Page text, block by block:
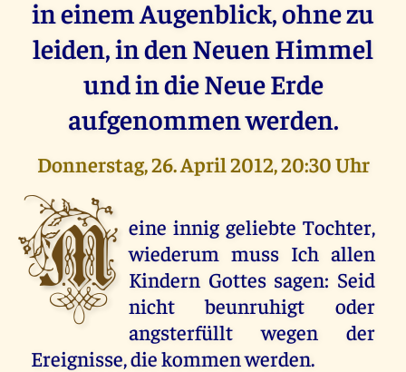
in einem Augenblick, ohne zu
leiden, in den Neuen Himmel
und in die Neue Erde
aufgenommen werden.
Donnerstag, 26. April 2012, 20:30 Uhr
M eine innig geliebte Tochter,
wiederum muss Ich allen
Kindern Gottes sagen: Seid
nicht beunruhigt oder
angsterfüllt wegen der
Ereignisse, die kommen werden.